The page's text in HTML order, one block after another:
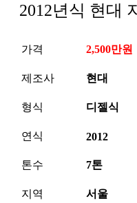
2012년식 현대
가격 2,500만원
제조사 현대
형식 디젤식
연식 2012
톤수 7톤
지역
서울